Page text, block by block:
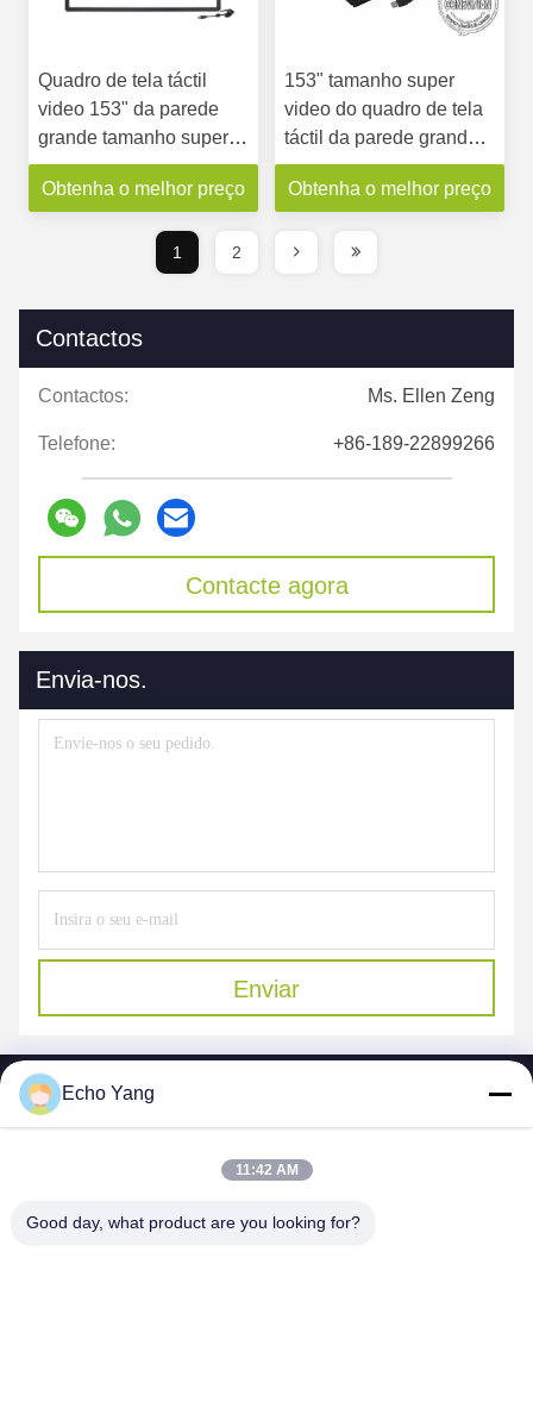
Quadro de tela táctil
video 153" da parede
grande tamanho super
para 3X2 monitor da
parede de 49 polegadas
Obtenha o melhor preço
153" tamanho super
video do quadro de tela
táctil da parede grande
para 3X2 monitor da
parede de 49 polegadas
Obtenha o melhor preço
1 2
Contactos
Contactos: Ms. Ellen Zeng
Telefone: +86-189-22899266
Contacte agora
Envia-nos.
Enviar
LTD.
Echo Yang
11:42 AM
Good day, what product are you looking for?